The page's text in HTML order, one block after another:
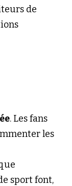
de
. Les fans
les
sport font,